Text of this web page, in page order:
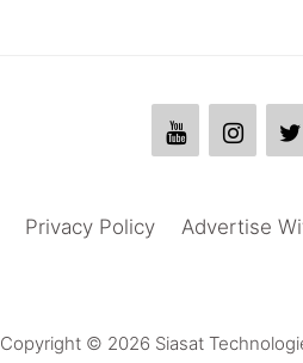
Advertise
Privacy Policy
Copyright © 2026 Siasat